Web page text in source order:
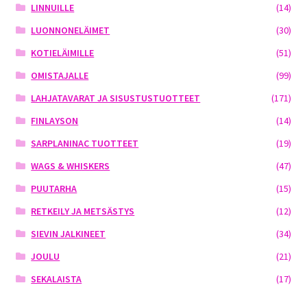
LINNUILLE
(14)
LUONNONELÄIMET
(30)
KOTIELÄIMILLE
(51)
OMISTAJALLE
(99)
LAHJATAVARAT JA SISUSTUSTUOTTEET
(171)
FINLAYSON
(14)
SARPLANINAC TUOTTEET
(19)
WAGS & WHISKERS
(47)
PUUTARHA
(15)
RETKEILY JA METSÄSTYS
(12)
SIEVIN JALKINEET
(34)
JOULU
(21)
SEKALAISTA
(17)